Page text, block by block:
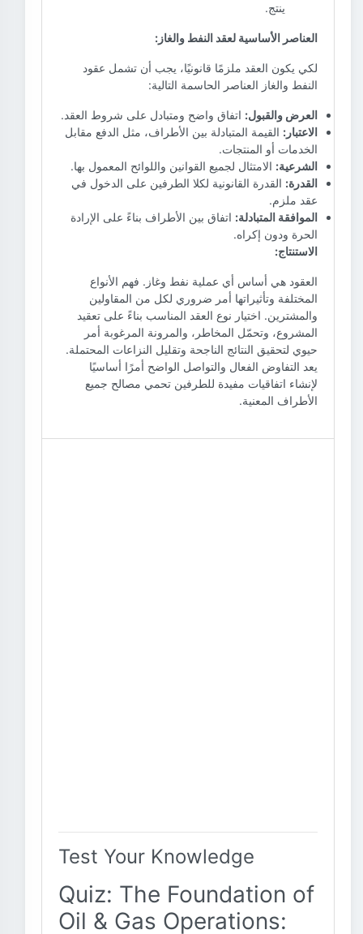
ينتج.
العناصر الأساسية لعقد النفط والغاز:
لكي يكون العقد ملزمًا قانونيًا، يجب أن تشمل عقود
النفط والغاز العناصر الحاسمة التالية:
العرض والقبول: اتفاق واضح ومتبادل على شروط العقد.
الاعتبار: القيمة المتبادلة بين الأطراف، مثل الدفع مقابل
الخدمات أو المنتجات.
الشرعية: الامتثال لجميع القوانين واللوائح المعمول بها.
القدرة: القدرة القانونية لكلا الطرفين على الدخول في
عقد ملزم.
الموافقة المتبادلة: اتفاق بين الأطراف بناءً على الإرادة
الحرة ودون إكراه.
الاستنتاج:
العقود هي أساس أي عملية نفط وغاز. فهم الأنواع
المختلفة وتأثيراتها أمر ضروري لكل من المقاولين
والمشترين. اختيار نوع العقد المناسب بناءً على تعقيد
المشروع، وتحمّل المخاطر، والمرونة المرغوبة أمر
حيوي لتحقيق النتائج الناجحة وتقليل النزاعات المحتملة.
يعد التفاوض الفعال والتواصل الواضح أمرًا أساسيًا
لإنشاء اتفاقيات مفيدة للطرفين تحمي مصالح جميع
الأطراف المعنية.
Test Your Knowledge
Quiz: The Foundation of
Oil & Gas Operations: